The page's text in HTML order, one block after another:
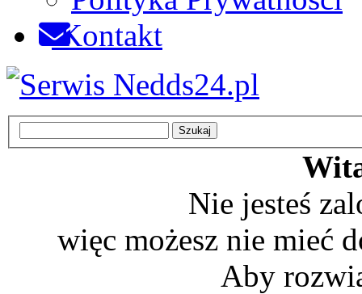
Kontakt
Nie jesteś
więc możesz nie mieć
Aby